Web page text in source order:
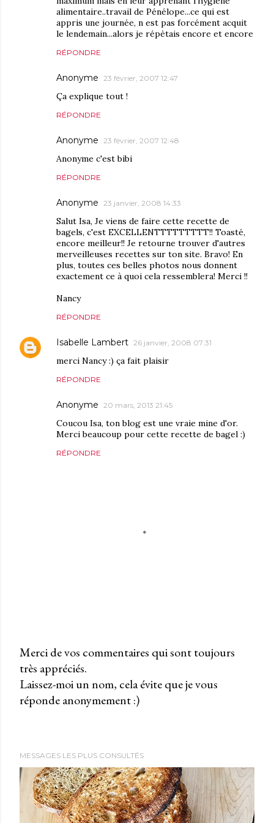
alimentaire..travail de Pénélope...ce qui est
appris une journée, n est pas forcément acquit
le lendemain...alors je répètais encore et encore
RÉPONDRE
Anonyme 23 février, 2007 12:47
Ça explique tout !
RÉPONDRE
Anonyme 23 février, 2007 12:48
Anonyme c'est bibi
RÉPONDRE
Anonyme 23 janvier, 2008 14:33
Salut Isa, Je viens de faire cette recette de
bagels, c'est EXCELLENTTTTTTTTT!! Toasté,
encore meilleur!! Je retourne trouver d'autres
merveilleuses recettes sur ton site. Bravo! En
plus, toutes ces belles photos nous donnent
exactement ce à quoi cela ressemblera! Merci !!
Nancy
RÉPONDRE
Isabelle Lambert 26 janvier, 2008 07:31
merci Nancy :) ça fait plaisir
RÉPONDRE
Anonyme 20 mars, 2013 21:45
Coucou Isa, ton blog est une vraie mine d'or.
Merci beaucoup pour cette recette de bagel :)
RÉPONDRE
P
u
b
r
u
c
Merci de vos commentaires qui sont toujours
très appréciés.
Laissez-moi un nom, cela évite que je vous
réponde anonymement :)
MESSAGES LES PLUS CONSULTÉS